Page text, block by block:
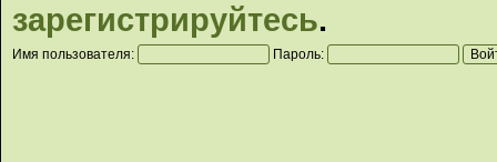
зарегистрируйтесь.
Имя пользователя: Пароль: